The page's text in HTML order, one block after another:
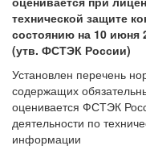
технической защите
состоянию на 10 июня
(утв. ФСТЭК России)
Установлен перечень
содержащих
оценивается ФСТЭК
деятельности по
информации